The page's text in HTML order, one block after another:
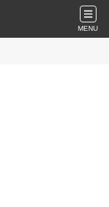
MENU